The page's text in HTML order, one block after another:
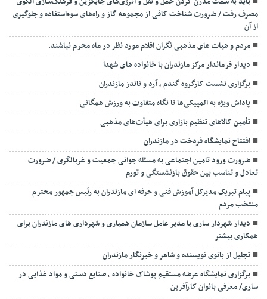
مصرف رفت / ضرورت شناخت کافی از مجموعه گاز و راه‌های سوءاستفاده و جلوگیری
از آن
مردم و هیات های مذهبی نگران اقلام مورد نظر در ماه محرم نباشند.
دیدار فرماندار مرکز مازندران با خانواده های شهدا
برگزاری نشست کارگروه گندم ، آرد و ناندز مازندران
پاداش ویژه به المپیکی‌ها تا نگاه متفاوت به ورزش همگانی
تأمین کالاهای تنظیم بازاری برای هیأت‌های مذهبی
افتتاح نمایشگاه فردخت در مازندران
ضرورت ورود تامین اجتماعی به مسئله جوانی جمعیت و غربالگری / ضرورت
تعادل و تناسب بین حقوق بازنشستگی و تورم
پیام تبریک مدیرکل آموزش فنی و حرفه ای مازندران به رئیس جمهور محترم
منتخب مردم
دیدار شهردار ساری با مدیر عامل سازمان همیاری و شهرداری های مازندران برای
همکاری بیشتر
تجلیل از بانوی نویسنده و شاعر و خبرنگار مازندران
برگزاری نمایشگاه عرضه مستقیم پوشاک خانواده ، صنایع دستی و مواد غذایی در
ساری/ معرفی بانوان کارآفرین